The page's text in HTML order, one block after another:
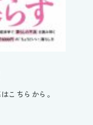
こちらから。